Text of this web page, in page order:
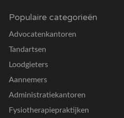
Populaire categorieën
Advocatenkantoren
Tandartsen
Loodgieters
Aannemers
Administratiekantoren
Fysiotherapiepraktijken